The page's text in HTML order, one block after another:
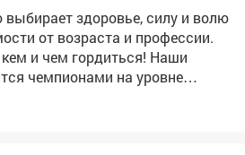
выбирает здоровье, силу и волю
от возраста и профессии.
и чем гордиться! Наши
чемпионами на уровне
город на
и турнирах. Желаю им